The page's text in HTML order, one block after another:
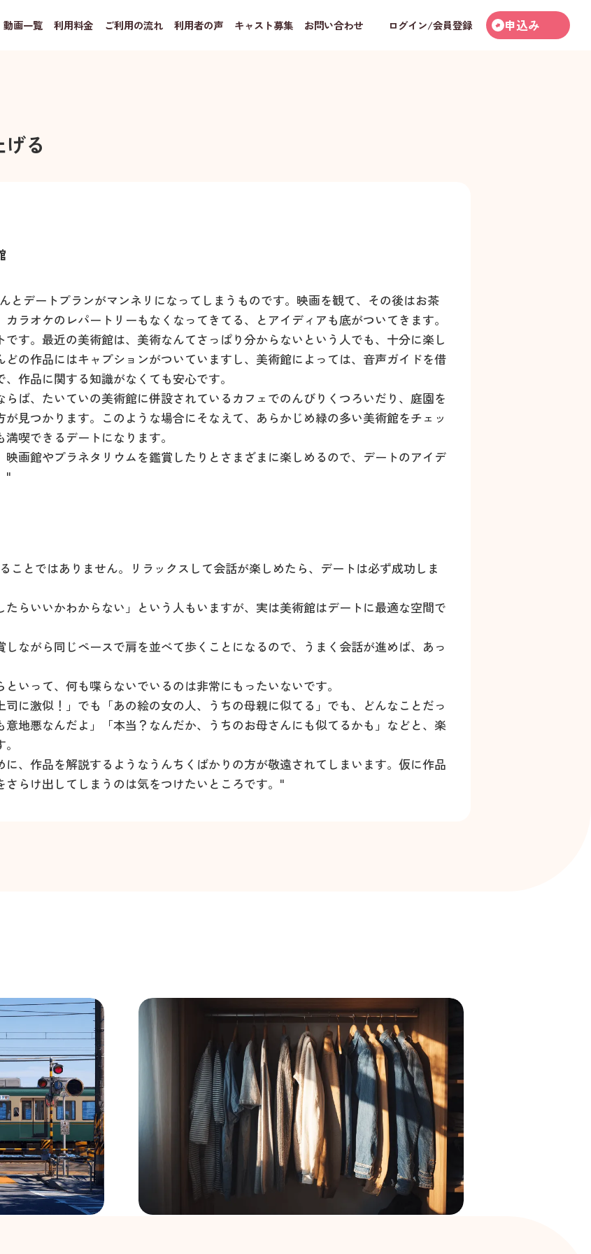
動画一覧 利用料金 ご利用の流れ 利用者の声 キャスト募集 お問い合わせ ログイン/会員登録 申込み
る
とデートプランがマンネリになってしまうものです。映画を観て、その後はお茶
ラオケのレパートリーもなくなってきてる、とアイディアも底がついてきます。
す。最近の美術館は、美術なんてさっぱり分からないという人でも、十分に楽し
の作品にはキャプションがついていますし、美術館によっては、音声ガイドを借
作品に関する知識がなくても安心です。
ば、たいていの美術館に併設されているカフェでのんびりくつろいだり、庭園を
見つかります。このような場合にそなえて、あらかじめ緑の多い美術館をチェッ
喫できるデートになります。
画館やプラネタリウムを鑑賞したりとさまざまに楽しめるので、デートのアイデ
"
ことではありません。リラックスして会話が楽しめたら、デートは必ず成功しま
たらいいかわからない」という人もいますが、実は美術館はデートに最適な空間で
ながら同じペースで肩を並べて歩くことになるので、うまく会話が進めば、あっ
いって、何も喋らないでいるのは非常にもったいないです。
司に激似！」でも「あの絵の女の人、うちの母親に似てる」でも、どんなことだっ
地悪なんだよ」「本当？なんだか、うちのお母さんにも似てるかも」などと、楽
、作品を解説するようなうんちくばかりの方が敬遠されてしまいます。仮に作品
らけ出してしまうのは気をつけたいところです。"